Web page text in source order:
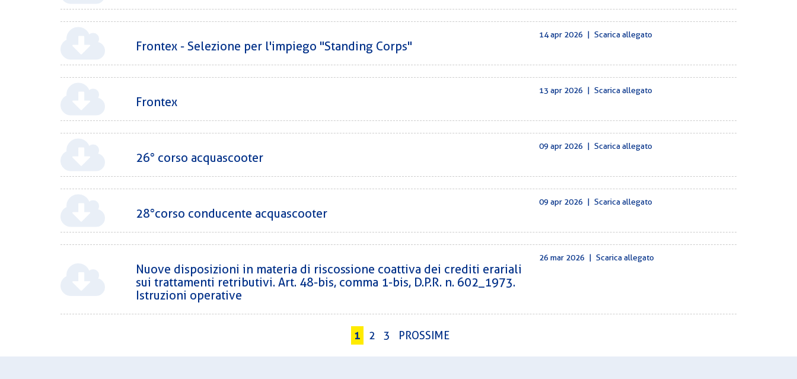
Frontex - Selezione per l'impiego "Standing Corps"
14 apr 2026 | Scarica allegato
Frontex
13 apr 2026 | Scarica allegato
26° corso acquascooter
09 apr 2026 | Scarica allegato
28°corso conducente acquascooter
09 apr 2026 | Scarica allegato
Nuove disposizioni in materia di riscossione coattiva dei crediti erariali
sui trattamenti retributivi. Art. 48-bis, comma 1-bis, D.P.R. n. 602_1973.
Istruzioni operative
26 mar 2026 | Scarica allegato
1 2 3 PROSSIME